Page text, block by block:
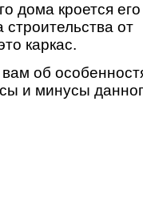
дома кроется его
строительства от
каркас.
об
и минусы